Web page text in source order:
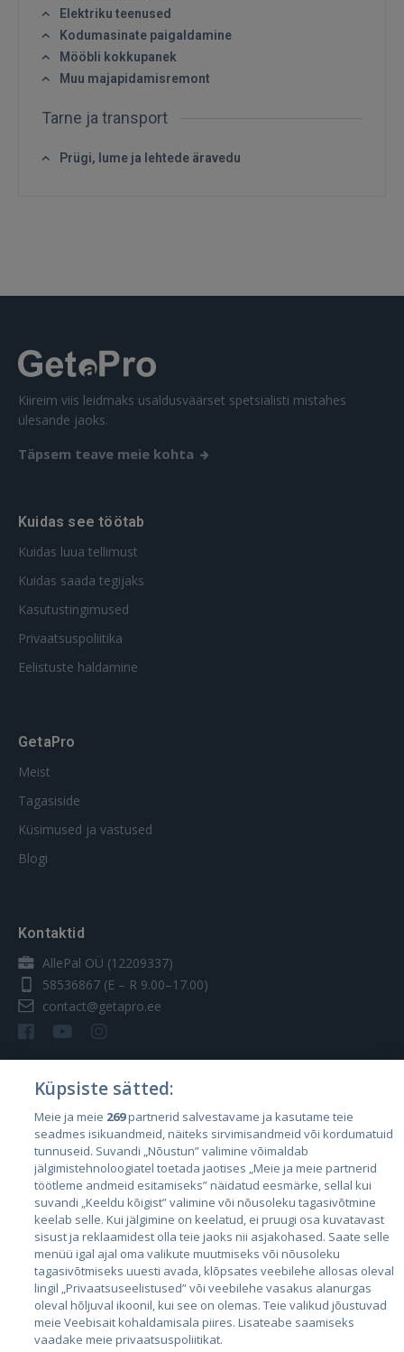
Unustasite parooli?
FACEBOOK
Elektriku teenused
Kodumasinate paigaldamine
Mööbli kokkupanek
Muu majapidamisremont
Tarne ja transport
Prügi, lume ja lehtede äravedu
Kiireim viis leidmaks usaldusväärset spetsialisti mistahes
ülesande jaoks.
Täpsem teave meie kohta
Kuidas see töötab
Kuidas luua tellimust
Kuidas saada tegijaks
Kasutustingimused
Privaatsuspoliitika
Eelistuste haldamine
GetaPro
Meist
Tagasiside
Küsimused ja vastused
Blogi
Kontaktid
AllePal OÜ (12209337)
58536867 (E – R 9.00–17.00)
contact@getapro.ee
Riigid
Eesti
Läti
Leedu
Küpsiste sätted:
Meie ja meie 269partnerid salvestavame ja kasutame teie
seadmes isikuandmeid, näiteks sirvimisandmeid või kordumatuid
tunnuseid. Suvandi „Nõustun” valimine võimaldab
jälgimistehnoloogiatel toetada jaotises „Meie ja meie partnerid
töötleme andmeid esitamiseks” näidatud eesmärke, sellal kui
suvandi „Keeldu kõigist” valimine või nõusoleku tagasivõtmine
keelab selle. Kui jälgimine on keelatud, ei pruugi osa kuvatavast
sisust ja reklaamidest olla teie jaoks nii asjakohased. Saate selle
menüü igal ajal oma valikute muutmiseks või nõusoleku
tagasivõtmiseks uuesti avada, klõpsates veebilehe allosas oleval
lingil „Privaatsuseelistused” või veebilehe vasakus alanurgas
oleval hõljuval ikoonil, kui see on olemas. Teie valikud jõustuvad
meie Veebisait kohaldamisala piires. Lisateabe saamiseks
vaadake meie privaatsuspoliitikat.